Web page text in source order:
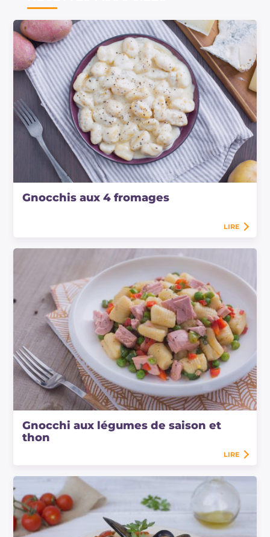
Gnocchis aux 4 fromages
LIRE
Gnocchi aux légumes de saison et
thon
LIRE